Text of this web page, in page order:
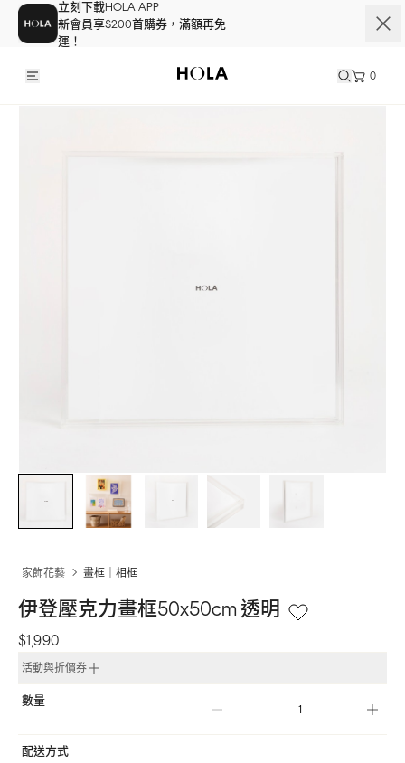
立刻下載HOLA APP
新會員享$200首購券，滿額再免
運！
0
家飾花藝 畫框｜相框
伊登壓克力畫框50x50cm 透明
$1,990
活動與折價券
數量
配送方式